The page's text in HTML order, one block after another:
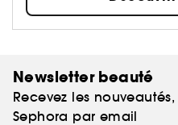
Newsletter beauté
Recevez les
Sephora par email